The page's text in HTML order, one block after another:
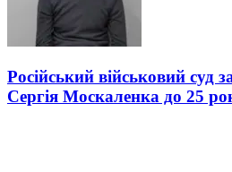
Російський військовий суд
Сергія Москаленка до 25